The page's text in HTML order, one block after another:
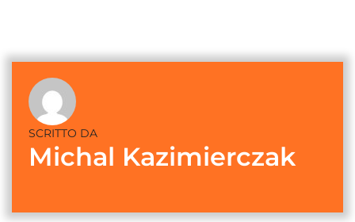
SCRITTO DA
Michal Kazimierczak